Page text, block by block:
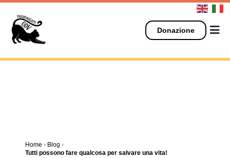
Salta
contenuto
Donazione
Home › Blog ›
Tutti possono fare qualcosa per salvare una vita!